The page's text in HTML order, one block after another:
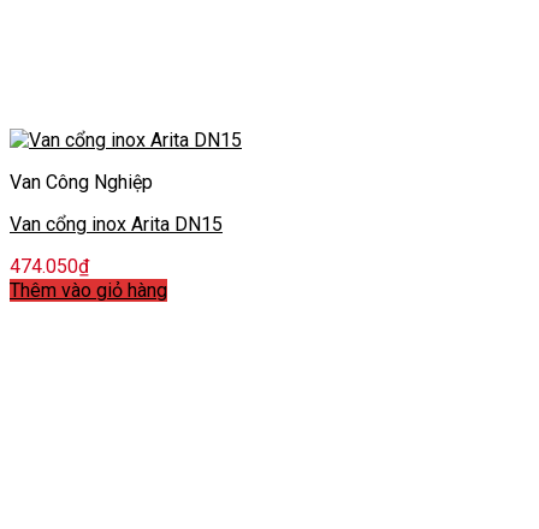
Van Công Nghiệp
Van cổng inox Arita DN15
474.050₫
Thêm vào giỏ hàng